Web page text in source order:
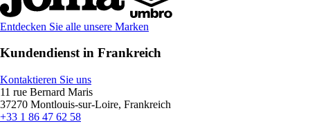
Entdecken Sie alle unsere Marken
Kundendienst in Frankreich
Kontaktieren Sie uns
11 rue Bernard Maris
37270 Montlouis-sur-Loire, Frankreich
+33 1 86 47 62 58